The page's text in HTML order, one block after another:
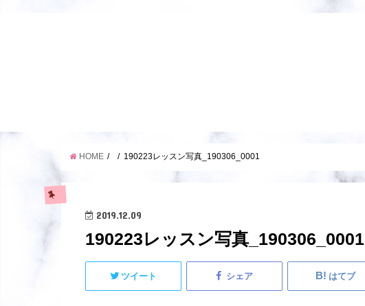
HOME 190223レッスン写真_190306_0001
2019.12.09
190223レッスン写真_190306_0001
ツイート シェア はてブ